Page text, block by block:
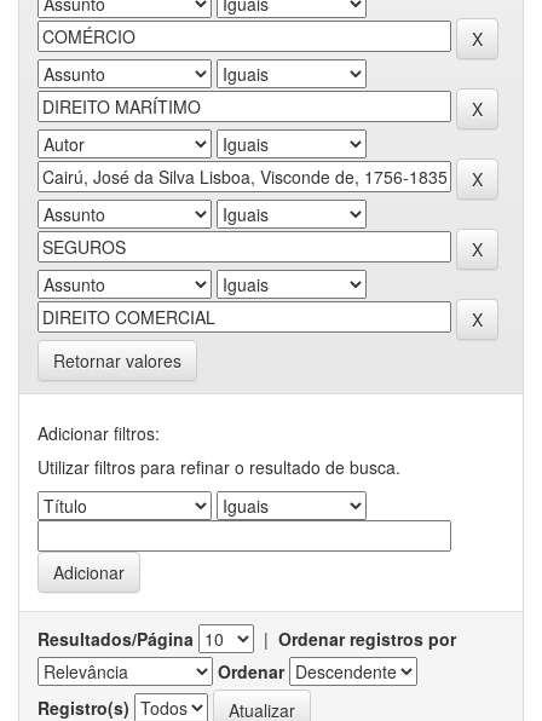
Retornar valores
Adicionar filtros:
Utilizar filtros para refinar o resultado de busca.
Resultados/Página | Ordenar registros por
Ordenar
Registro(s)